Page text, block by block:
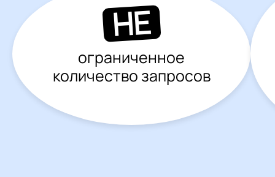
НЕ
ограниченное
количество запросов